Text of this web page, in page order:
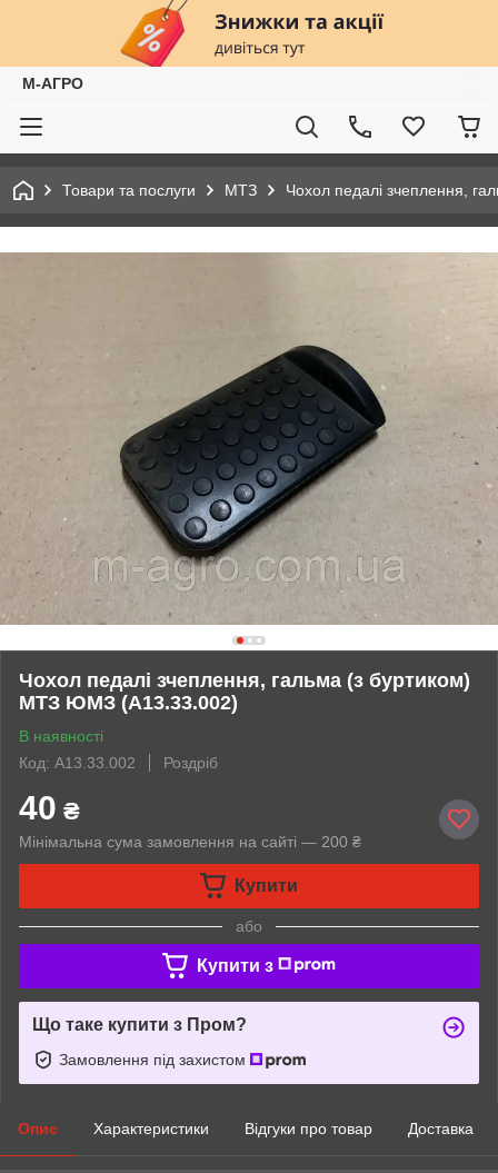
М-АГРО
Товари та послуги МТЗ Чохол педалі зчеплення,
Чохол педалі зчеплення, гальма (з буртиком)
МТЗ ЮМЗ (А13.33.002)
В наявності
Код: А13.33.002
Роздріб
40 ₴
Мінімальна сума замовлення на сайті — 200 ₴
Купити
або
Купити з
Що таке купити з Пром?
Замовлення під захистом
Опис Характеристики Відгуки про товар Доставка